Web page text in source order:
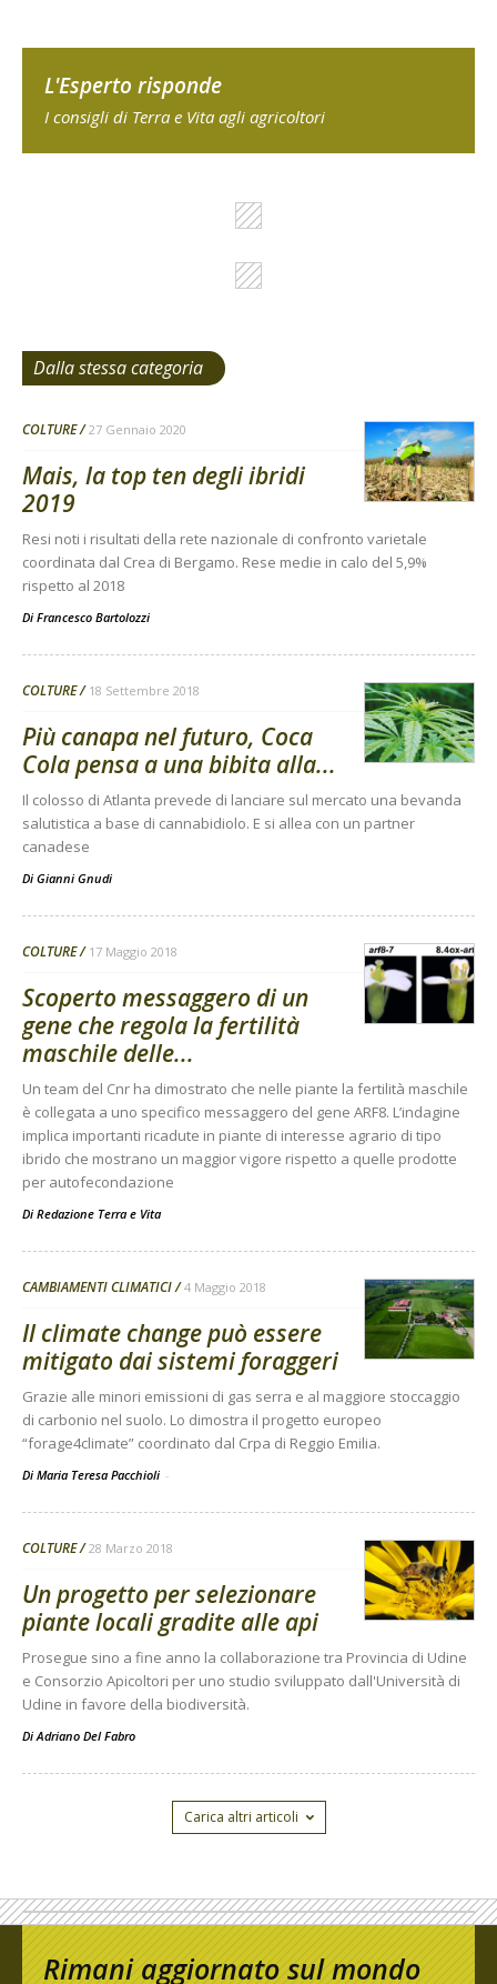
L'Esperto risponde
I consigli di Terra e Vita agli agricoltori
Dalla stessa categoria
COLTURE 27 Gennaio 2020
Mais, la top ten degli ibridi
2019
Resi noti i risultati della rete nazionale di confronto varietale
coordinata dal Crea di Bergamo. Rese medie in calo del 5,9%
rispetto al 2018
Di Francesco Bartolozzi
COLTURE 18 Settembre 2018
Più canapa nel futuro, Coca
Cola pensa a una bibita alla...
Il colosso di Atlanta prevede di lanciare sul mercato una bevanda
salutistica a base di cannabidiolo. E si allea con un partner
canadese
Di Gianni Gnudi
COLTURE 17 Maggio 2018
Scoperto messaggero di un
gene che regola la fertilità
maschile delle...
Un team del Cnr ha dimostrato che nelle piante la fertilità maschile
è collegata a uno specifico messaggero del gene ARF8. L’indagine
implica importanti ricadute in piante di interesse agrario di tipo
ibrido che mostrano un maggior vigore rispetto a quelle prodotte
per autofecondazione
Di Redazione Terra e Vita
CAMBIAMENTI CLIMATICI 4 Maggio 2018
Il climate change può essere
mitigato dai sistemi foraggeri
Grazie alle minori emissioni di gas serra e al maggiore stoccaggio
di carbonio nel suolo. Lo dimostra il progetto europeo
“forage4climate” coordinato dal Crpa di Reggio Emilia.
Di Maria Teresa Pacchioli -
COLTURE 28 Marzo 2018
Un progetto per selezionare
piante locali gradite alle api
Prosegue sino a fine anno la collaborazione tra Provincia di Udine
e Consorzio Apicoltori per uno studio sviluppato dall'Università di
Udine in favore della biodiversità.
DiAdriano Del Fabro
Carica altri articoli
Rimani aggiornato sul mondo